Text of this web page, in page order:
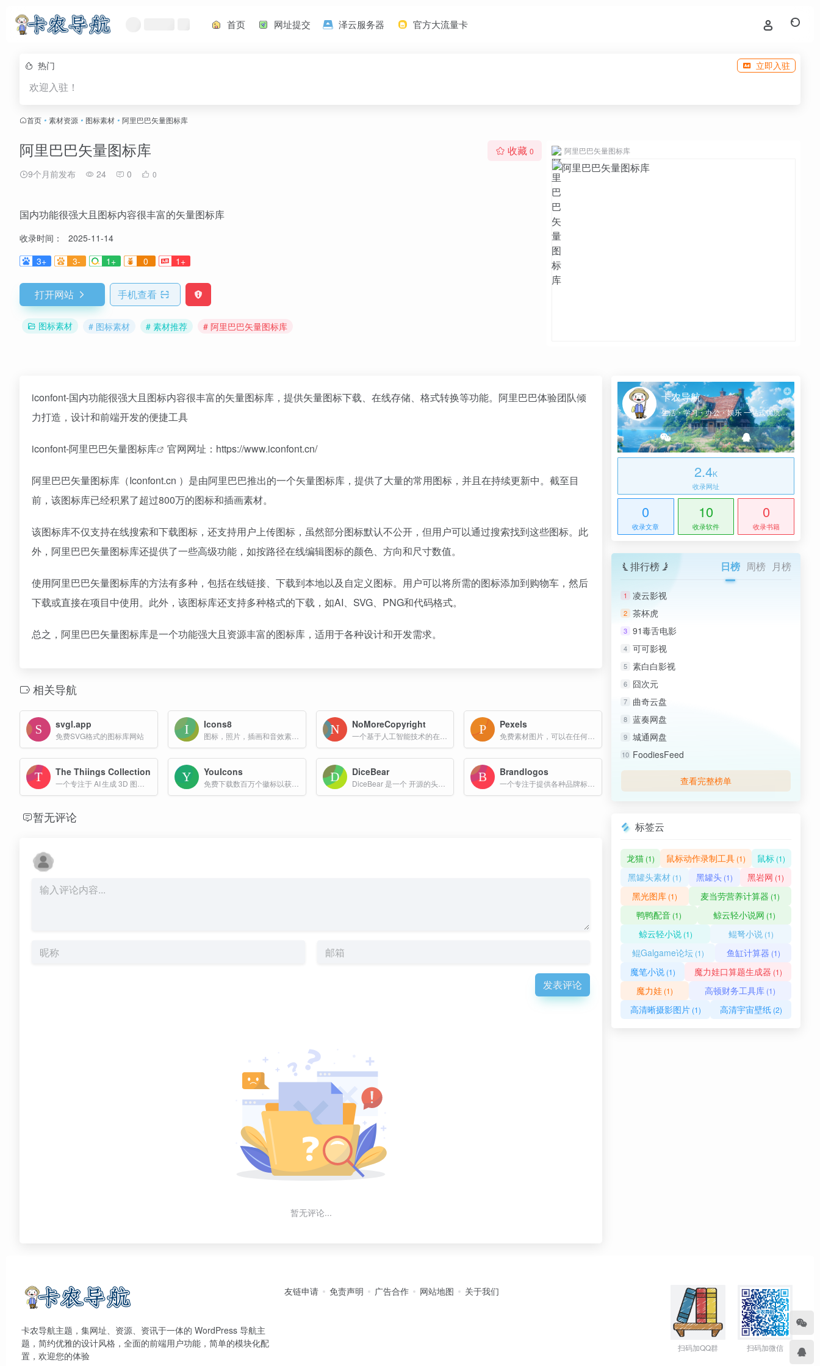
首页 网址提交 泽云服务器 官方大流量卡
热门 立即入驻
欢迎入驻！
首页 • 素材资源 • 图标素材 • 阿里巴巴矢量图标库
阿里巴巴矢量图标库
9个月前发布 24 0 0
收藏 0
国内功能很强大且图标内容很丰富的矢量图标库
收录时间：
2025-11-14
3+
3- 1+ 0 1+
打开网站 手机查看
图标素材 # 图标素材 # 素材推荐 # 阿里巴巴矢量图标库
阿里巴巴矢量图标库
iconfont-国内功能很强大且图标内容很丰富的矢量图标库，提供矢量图标下载、在线存储、格式转换等功能。阿里巴巴体验团队倾
力打造，设计和前端开发的便捷工具
iconfont-阿里巴巴矢量图标库 官网网址：https://www.iconfont.cn/
阿里巴巴矢量图标库（Iconfont.cn ）是由阿里巴巴推出的一个矢量图标库，提供了大量的常用图标，并且在持续更新中。截至目
前，该图标库已经积累了超过800万的图标和插画素材。
该图标库不仅支持在线搜索和下载图标，还支持用户上传图标，虽然部分图标默认不公开，但用户可以通过搜索找到这些图标。此
外，阿里巴巴矢量图标库还提供了一些高级功能，如按路径在线编辑图标的颜色、方向和尺寸数值。
使用阿里巴巴矢量图标库的方法有多种，包括在线链接、下载到本地以及自定义图标。用户可以将所需的图标添加到购物车，然后
下载或直接在项目中使用。此外，该图标库还支持多种格式的下载，如AI、SVG、PNG和代码格式。
总之，阿里巴巴矢量图标库是一个功能强大且资源丰富的图标库，适用于各种设计和开发需求。
相关导航
svgl.app
免费SVG格式的图标库网站
Icons8
图标，照片，插画和音效素材网
NoMoreCopyright Pexels
The Thiings Collection YouIcons
免费下载数百万个徽标以获得设计灵感
DiceBear
DiceBear 是一个 开源的头像生成器，专为在网页、移动端或任何需要用户头像的场景下快速生成可自定义的 SVG 头像而设计
Brandlogos
暂无评论
发表评论
暂无评论...
卡农导航
生活・学习・办公・娱乐 一站式优质网址导航
2.4K
收录网址
0
收录文章
10
收录软件
0
收录书籍
排行榜 日榜 周榜 月榜
1 凌云影视
2 茶杯虎
3 91毒舌电影
4 可可影视
5 素白白影视
6 囧次元
7 曲奇云盘
8 蓝奏网盘
9 城通网盘
10 FoodiesFeed
查看完整榜单
标签云
龙猫(1) 鼠标动作录制工具(1) 鼠标 (1)
黑罐头素材 (1) 黑罐头 (1) 黑岩网 (1)
黑光图库 (1) 麦当劳营养计算器 (1)
鸭鸭配音 (1) 鲸云轻小说网 (1)
鲸云轻小说(1) 鲲弩小说(1)
鲲Galgame论坛(1) 鱼缸计算器 (1)
魔笔小说(1) 魔力娃口算题生成器 (1)
魔力娃 (1) 高顿财务工具库 (1)
高清晰摄影图片(1) 高清宇宙壁纸(2)
卡农导航主题，集网址、资源、资讯于一体的 WordPress 导航主
题，简约优雅的设计风格，全面的前端用户功能，简单的模块化配
置，欢迎您的体验
友链申请 免责声明 广告合作 网站地图 关于我们
扫码加QQ群 扫码加微信